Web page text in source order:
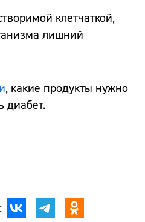
клетчаткой,
лишний
, какие продукты нужно
диабет.